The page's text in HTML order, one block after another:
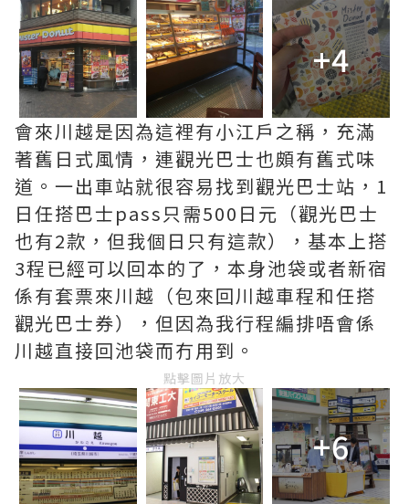
+4
會來川越是因為這裡有小江戶之稱，充滿
著舊日式風情，連觀光巴士也頗有舊式味
道。一出車站就很容易找到觀光巴士站，1
日任搭巴士pass只需500日元（觀光巴士
也有2款，但我個日只有這款），基本上搭
3程已經可以回本的了，本身池袋或者新宿
係有套票來川越（包來回川越車程和任搭
觀光巴士券），但因為我行程編排唔會係
川越直接回池袋而冇用到。
點擊圖片放大
+6